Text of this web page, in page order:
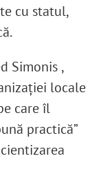
cu statul,
Simonis ,
locale
care îl
practică”